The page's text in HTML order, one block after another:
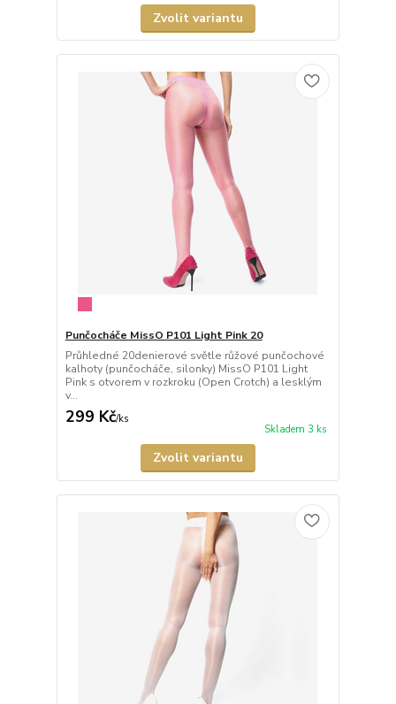
Zvolit variantu
Punčocháče MissO P101 Light Pink 20
Průhledné 20denierové světle růžové punčochové
kalhoty (punčocháče, silonky) MissO P101 Light
Pink s otvorem v rozkroku (Open Crotch) a lesklým
v...
299 Kč/ks
Skladem 3 ks
Zvolit variantu